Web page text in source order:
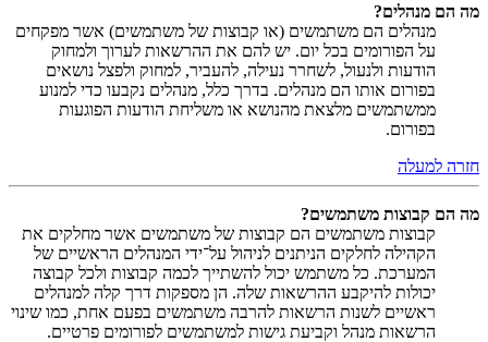
מה הם מנהלים?
מנהלים הם משתמשים (או קבוצות של משתמשים) אשר מפקחים
על הפורומים בכל יום. יש להם את ההרשאות לערוך ולמחוק
הודעות ולנעול, לשחרר נעילה, להעביר, למחוק ולפצל נושאים
בפורום אותו הם מנהלים. בדרך כלל, מנהלים נקבעו כדי למנוע
ממשתמשים מלצאת מהנושא או משליחת הודעות הפוגעות
בפורום.
חזרה למעלה
מה הם קבוצות משתמשים?
קבוצות משתמשים הם קבוצות של משתמשים אשר מחלקים את
הקהילה לחלקים הניתנים לניהול על־ידי המנהלים הראשיים של
המערכת. כל משתמש יכול להשתייך לכמה קבוצות ולכל קבוצה
יכולות להיקבע ההרשאות שלה. הן מספקות דרך קלה למנהלים
ראשיים לשנות הרשאות להרבה משתמשים בפעם אחת, כמו שינוי
הרשאות מנהל וקביעת גישות למשתמשים לפורומים פרטיים.